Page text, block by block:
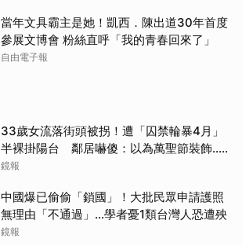
當年文具霸主是她！凱西．陳出道30年首度
參展文博會 粉絲直呼「我的青春回來了」
自由電子報
33歲女流落街頭被拐！遭「囚禁輪暴4月」
半裸掛陽台 鄰居嚇傻：以為萬聖節裝飾...
主謀竟與妻小同住
鏡報
中國爆已偷偷「鎖國」！大批民眾申請護照
無理由「不通過」...學者憂1類台灣人恐遭殃
鏡報